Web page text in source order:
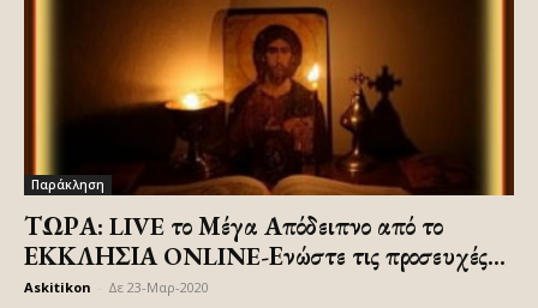
Παράκληση
ΤΩΡΑ: LIVE το Μέγα Απόδειπνο από το
ΕΚΚΛΗΣΙΑ ONLINE-Ενώστε τις προσευχές...
Askitikon Δε 23-Μαρ-2020